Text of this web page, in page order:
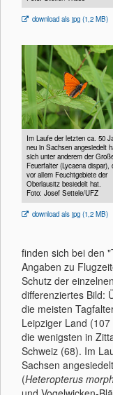
download als jpg (1,2 MB)
Im Laufe der letzten ca. 50
neu in Sachsen angesiedelt
sich unter anderem der
Feuerfalter (Lycaena dispar),
vor allem Feuchtgebiete der
Oberlausitz besiedelt hat.
Foto: Josef Settele/UFZ
download als jpg (1,2 MB)
finden sich bei den
Angaben zu
Schutz der
differenziertes Bild:
die meisten
Leipziger Land
die wenigsten in
Schweiz (68). Im
Sachsen
(Heteropterus